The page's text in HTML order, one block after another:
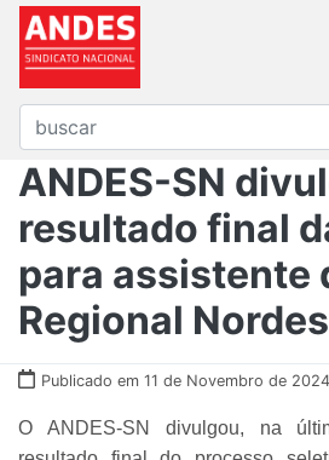
ANDES-SN
resultado final
para assistente
Regional
Publicado em 11 de Novembro de
O ANDES-SN divulgou, na